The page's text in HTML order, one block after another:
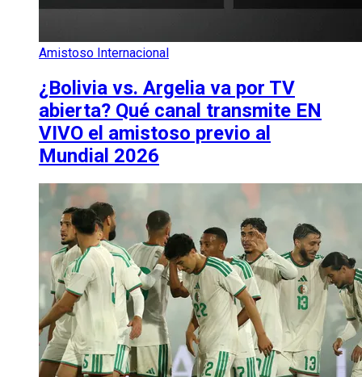
Amistoso Internacional
¿Bolivia vs. Argelia va por TV
abierta? Qué canal transmite EN
VIVO el amistoso previo al
Mundial 2026